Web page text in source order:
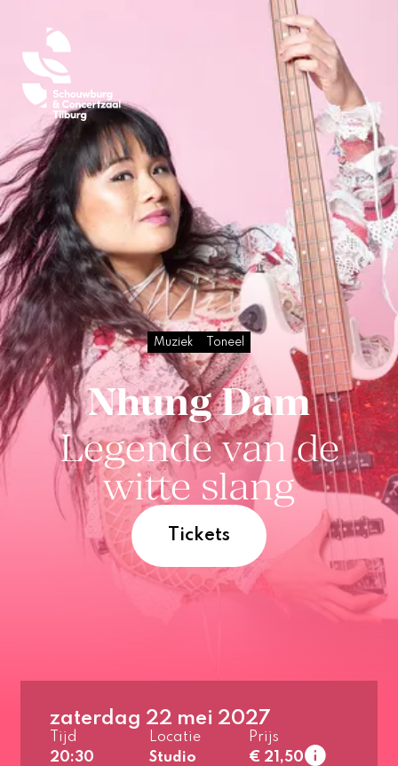
Muziek Toneel
Nhung Dam
Legende van de
witte slang
Tickets
zaterdag 22 mei 2027
Tijd
20:30
Locatie
Studio
Prijs
€ 21,50